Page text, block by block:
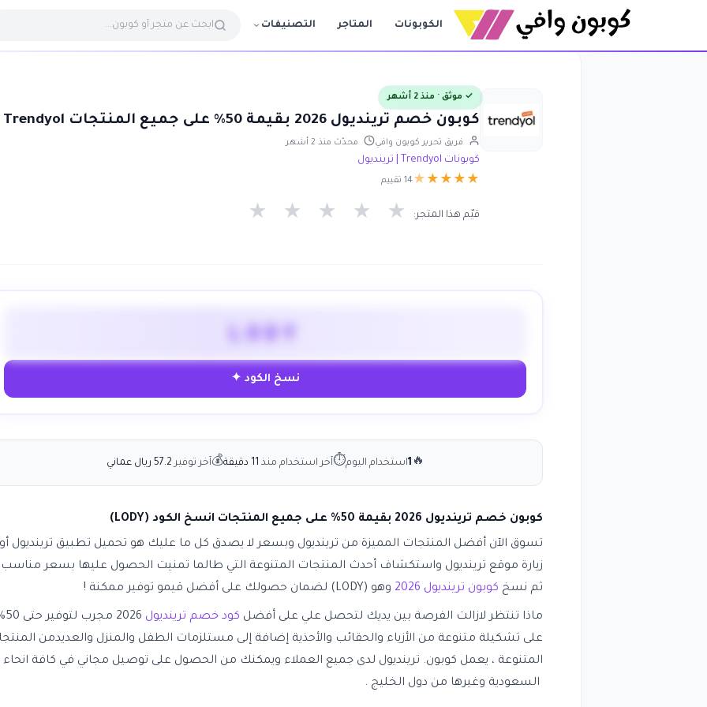
الكوبونات المتاجر التصنيفات
✓ موثق · منذ 2 أشهر
كوبون خصم ترينديول 2026 بقيمة 50% على جميع المنتجات Trendyol
فريق تحرير كوبون وافي محدّث منذ 2 أشهر
كوبونات Trendyol | ترينديول
★
★
★
★
★14 تقييم
قيّم هذا المتجر: ★ ★ ★ ★ ★
LODY
نسخ الكود ✦
🔥
1استخدام اليوم⏱آخر استخدام منذ 11 دقيقة 💰آخر توفير 57.2 ريال عماني
كوبون خصم ترينديول 2026 بقيمة 50% على جميع المنتجات انسخ الكود (LODY)
تسوق الآن أفضل المنتجات المميزة من ترينديول وبسعر لا يصدق كل ما عليك هو تحميل تطبيق ترينديول أو
زيارة موقع ترينديول واستكشاف أحدث المنتجات المتنوعة التي طالما تمنيت الحصول عليها بسعر مناسب
ثم نسخ كوبون ترينديول 2026 وهو (LODY) لضمان حصولك على أفضل قيمو توفير ممكنة !
ماذا تنتظر لازالت الفرصة بين يديك لتحصل علي على أفضل كود خصم ترينديول
2026
على تشكيلة متنوعة من الأزياء والحقائب والأحذية إضافة إلى مستلزمات الطفل والمنزل والعديدمن
المتنوعة ، يعمل كوبون. ترينديول لدى جميع العملاء ويمكنك من الحصول على توصيل مجاني في كافة انحاء
السعودية وغيرها من دول الخليج .